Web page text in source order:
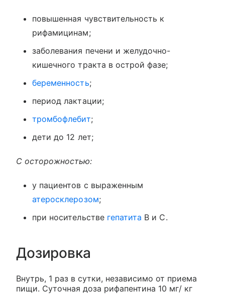
повышенная чувствительность к
рифамицинам;
заболевания печени и желудочно-
кишечного тракта в острой фазе;
беременность;
период лактации;
тромбофлебит;
дети до 12 лет;
С осторожностью:
у пациентов с выраженным
атеросклерозом;
при носительстве гепатита В и С.
Дозировка
Внутрь, 1 раз в сутки, независимо от приема
пищи. Суточная доза рифапентина 10 мг/ кг